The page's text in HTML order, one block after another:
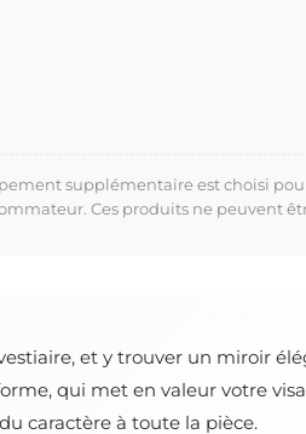
supplémentaire est choisi
Ces produits ne peuvent
et y trouver un miroir
qui met en valeur votre
caractère à toute la pièce.